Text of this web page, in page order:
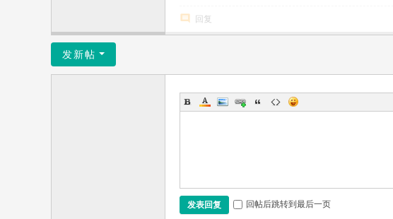
回复
发新帖
发表回复 回帖后跳转到最后一页